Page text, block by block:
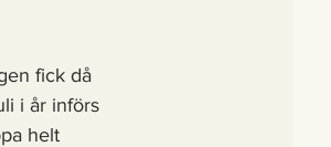
fick då
i år införs
helt